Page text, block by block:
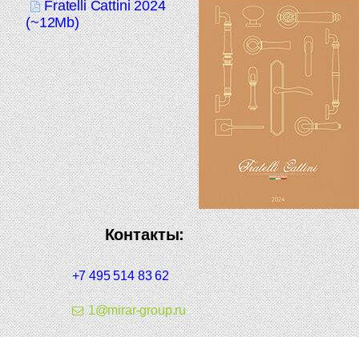
Fratelli Cattini 2024
(~12Mb)
Контакты:
+7 495 514 83 62
1@mirar-group.ru